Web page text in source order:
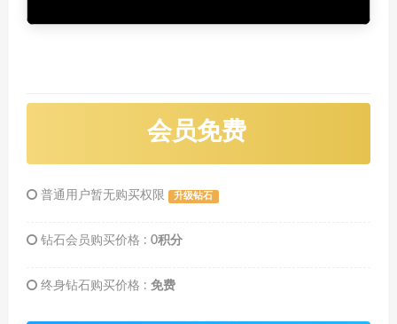
会员免费
普通用户暂无购买权限 升级钻石
钻石会员购买价格 : 0积分
终身钻石购买价格 : 免费